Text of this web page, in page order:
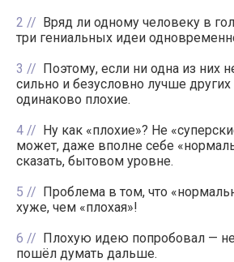
2
Вряд ли одному человеку в
три гениальных идеи
3
Поэтому, если ни одна из них
сильно и безусловно лучше других
одинаково плохие.
4
Ну как «плохие»? Не
может, даже вполне себе
сказать, бытовом уровне.
5
Проблема в том, что
хуже, чем «плохая»!
6
Плохую идею попробовал —
пошёл думать дальше.